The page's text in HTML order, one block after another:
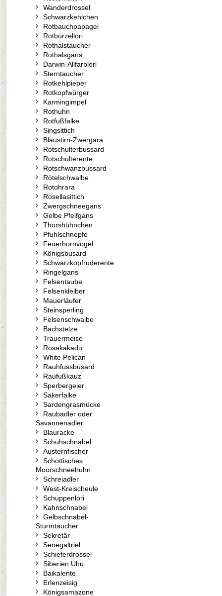
Wanderdrossel
Schwarzkehlchen
Rotbauchpapagei
Rotbürzellori
Rothalstaucher
Rothalsgans
Darwin-Allfarblori
Sterntaucher
Rotkehlpieper
Rotkopfwürger
Karmingimpel
Rothuhn
Rotfußfalke
Singsittich
Blaustirn-Zwergara
Rotschulterbussard
Rotschulterente
Rotschwanzbussard
Rötelschwalbe
Rotohrara
Rosellasittich
Zwergschneegans
Gelbe Pfeifgans
Thorshühnchen
Pfuhlschnepfe
Feuerhornvogel
Königsbusard
Schwarzkopfruderente
Ringelgans
Felsentaube
Felsenkleiber
Mauerläufer
Steinsperling
Felsenschwalbe
Bachstelze
Trauermeise
Rosakakadu
White Pelican
Rauhfussbusard
Raufußkauz
Sperbergeier
Sakerfalke
Sardengrasmücke
Raubadler oder
Savannenadler
Blauracke
Schuhschnabel
Austernfischer
Schottisches
Moorschneehuhn
Schreiadler
West-Kreischeule
Schuppenlori
Kahnschnabel
Gelbschnabel-
Sturmtaucher
Sekretär
Senegaltriel
Schieferdrossel
Siberien Uhu
Baikalente
Erlenzeisig
Königsamazone